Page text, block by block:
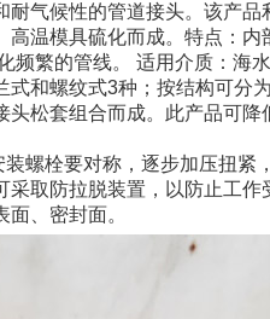
气候性的管道接头。该产
温模具硫化而成。特点：
繁的管线。 适用介质：海
和螺纹式3种；按结构可
松套组合而成。此产品可
螺栓要对称，逐步加压扭
取防拉脱装置，以防止工
、密封面。